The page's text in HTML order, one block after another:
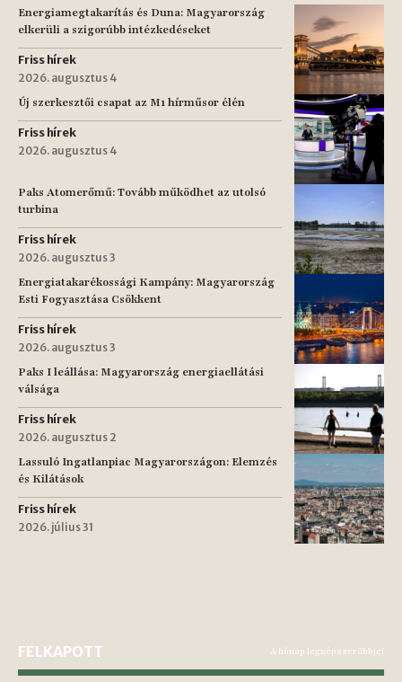
Energiamegtakarítás és Duna: Magyarország
elkerüli a szigorúbb intézkedéseket
Friss hírek
2026. augusztus 4
Új szerkesztői csapat az M1 hírműsor élén
Friss hírek
2026. augusztus 4
Paks Atomerőmű: Tovább működhet az utolsó
turbina
Friss hírek
2026. augusztus 3
Energiatakarékossági Kampány: Magyarország
Esti Fogyasztása Csökkent
Friss hírek
2026. augusztus 3
Paks I leállása: Magyarország energiaellátási
válsága
Friss hírek
2026. augusztus 2
Lassuló Ingatlanpiac Magyarországon: Elemzés
és Kilátások
Friss hírek
2026. július 31
FELKAPOTT A hónap legnépszerűbbjei